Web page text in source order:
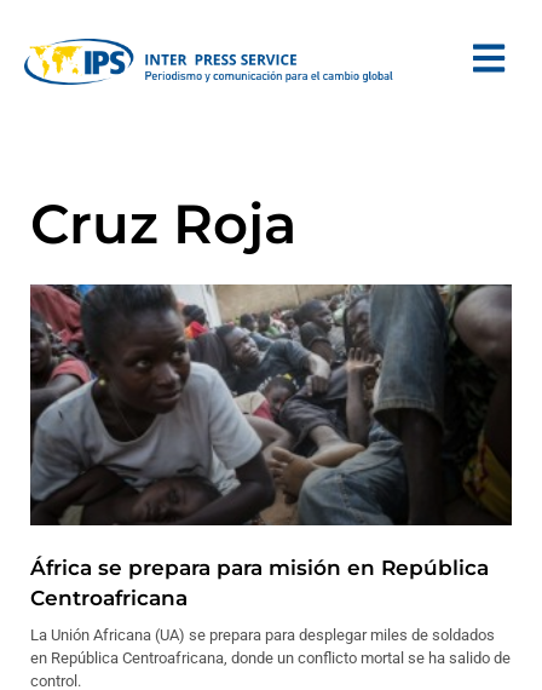
Cruz Roja
África se prepara para misión en República
Centroafricana
La Unión Africana (UA) se prepara para desplegar miles de soldados
en República Centroafricana, donde un conflicto mortal se ha salido de
control.